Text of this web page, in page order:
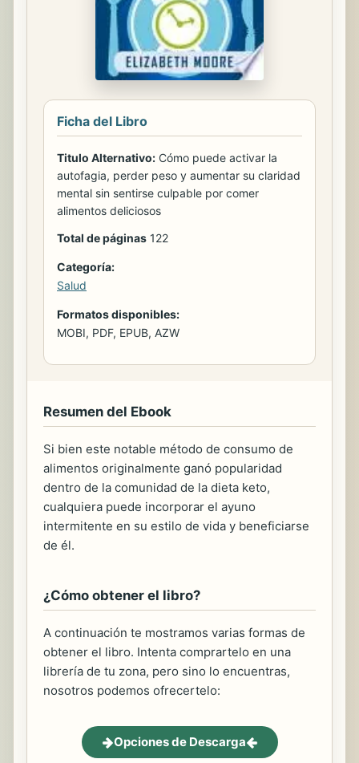
Ficha del Libro
Titulo Alternativo: Cómo puede activar la
autofagia, perder peso y aumentar su claridad
mental sin sentirse culpable por comer
alimentos deliciosos
Total de páginas 122
Categoría:
Salud
Formatos disponibles:
MOBI, PDF, EPUB, AZW
Resumen del Ebook
Si bien este notable método de consumo de
alimentos originalmente ganó popularidad
dentro de la comunidad de la dieta keto,
cualquiera puede incorporar el ayuno
intermitente en su estilo de vida y beneficiarse
de él.
¿Cómo obtener el libro?
A continuación te mostramos varias formas de
obtener el libro. Intenta comprartelo en una
librería de tu zona, pero sino lo encuentras,
nosotros podemos ofrecertelo:
Opciones de Descarga